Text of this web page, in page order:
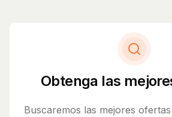
Obtenga las
Buscaremos las mejores